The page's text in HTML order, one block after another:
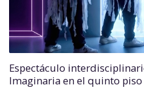
Espectáculo
Imaginaria en el quinto piso